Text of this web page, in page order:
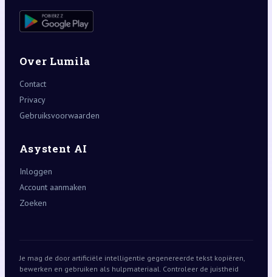
Over Lumila
Contact
Privacy
Gebruiksvoorwaarden
Asystent AI
Inloggen
Account aanmaken
Zoeken
Je mag de door artificiële intelligentie gegenereerde tekst kopiëren,
bewerken en gebruiken als hulpmateriaal. Controleer de juistheid